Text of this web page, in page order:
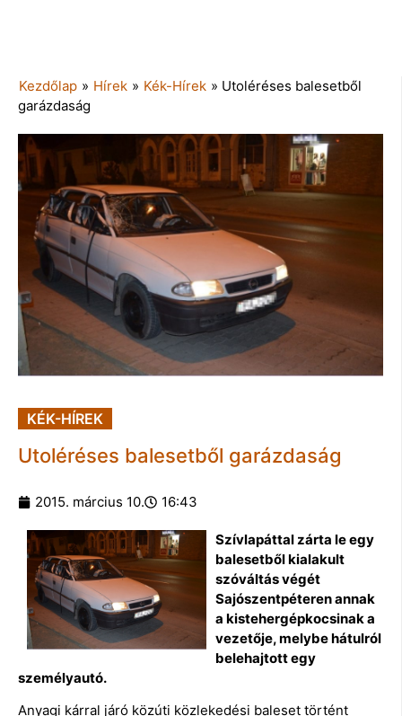
Kezdőlap » Hírek » Kék-Hírek » Utoléréses balesetből
garázdaság
KÉK-HÍREK
Utoléréses balesetből garázdaság
2015. március 10. 16:43
Szívlapáttal zárta le egy
balesetből kialakult
szóváltás végét
Sajószentpéteren annak
a kistehergépkocsinak a
vezetője, melybe hátulról
belehajtott egy
személyautó.
Anyagi kárral járó közúti közlekedési baleset történt